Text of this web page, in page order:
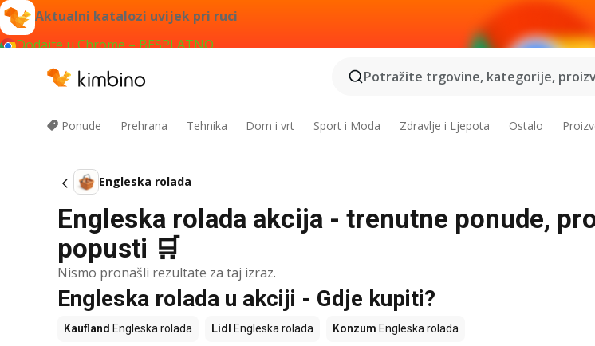
Aktualni katalozi uvijek pri ruci
Dodajte u Chrome – BESPLATNO
Potražite trgovine, kategorije,
Ponude Prehrana Tehnika Dom i vrt Sport i Moda Zdravlje i Ljepota Ostalo
Engleska rolada
Engleska rolada akcija - trenutne ponude,
popusti 🛒
Nismo pronašli rezultate za taj izraz.
Engleska rolada u akciji - Gdje kupiti?
Kaufland Engleska rolada Lidl Engleska rolada Konzum Engleska rolada